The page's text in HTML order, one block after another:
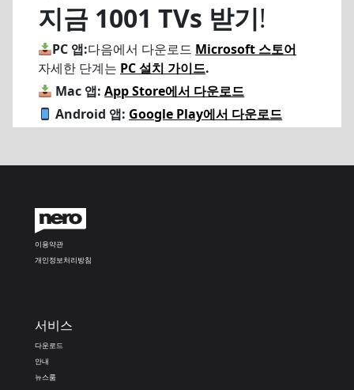
지금 1001 TVs 받기!
PC 앱:다음에서 다운로드 Microsoft 스토어
자세한 단계는 PC 설치 가이드.
Mac 앱: App Store에서 다운로드
Android 앱: Google Play에서 다운로드
이용약관
개인정보처리방침
서비스
다운로드
안내
뉴스룸